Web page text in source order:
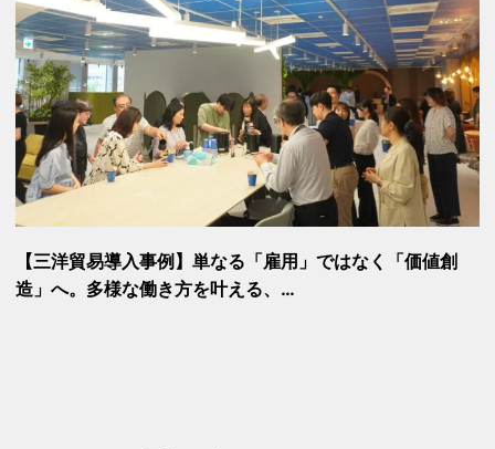
【三洋貿易導入事例】単なる「雇用」ではなく「価値創
造」へ。多様な働き方を叶える、…